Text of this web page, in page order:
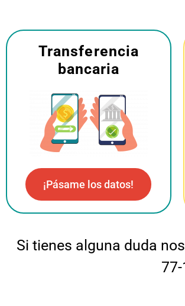
Transferencia
bancaria
¡Pásame los datos!
Si tienes alguna duda